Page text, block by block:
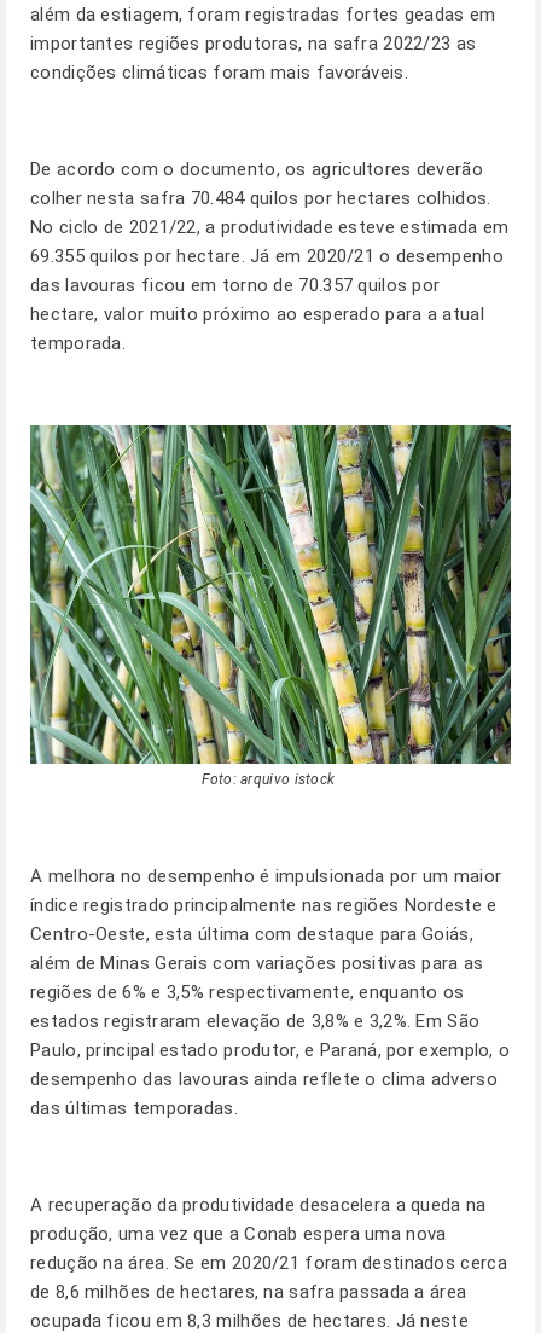
além da estiagem, foram registradas fortes geadas em
importantes regiões produtoras, na safra 2022/23 as
condições climáticas foram mais favoráveis.
De acordo com o documento, os agricultores deverão
colher nesta safra 70.484 quilos por hectares colhidos.
No ciclo de 2021/22, a produtividade esteve estimada em
69.355 quilos por hectare. Já em 2020/21 o desempenho
das lavouras ficou em torno de 70.357 quilos por
hectare, valor muito próximo ao esperado para a atual
temporada.
Foto: arquivo istock
A melhora no desempenho é impulsionada por um maior
índice registrado principalmente nas regiões Nordeste e
Centro-Oeste, esta última com destaque para Goiás,
além de Minas Gerais com variações positivas para as
regiões de 6% e 3,5% respectivamente, enquanto os
estados registraram elevação de 3,8% e 3,2%. Em São
Paulo, principal estado produtor, e Paraná, por exemplo, o
desempenho das lavouras ainda reflete o clima adverso
das últimas temporadas.
A recuperação da produtividade desacelera a queda na
produção, uma vez que a Conab espera uma nova
redução na área. Se em 2020/21 foram destinados cerca
de 8,6 milhões de hectares, na safra passada a área
ocupada ficou em 8,3 milhões de hectares. Já neste